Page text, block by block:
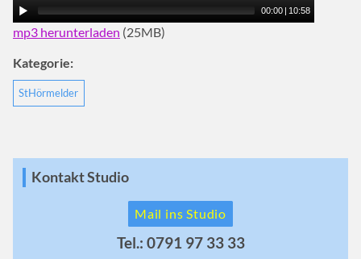
00:00 10:58
mp3 herunterladen (25MB)
Kategorie:
StHörmelder
Kontakt Studio
Mail ins Studio
Tel.: 0791 97 33 33